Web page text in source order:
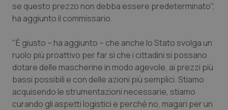
Quotidiano Pediatria
Rene & patologie urogenitali
Salute orale & impianti
Sangue & coagulazione
se questo prezzo non debba essere predeterminato",
ha aggiunto il commissario.
"È giusto – ha aggiunto – che anche lo Stato svolga un
ruolo più proattivo per far sì che i cittadini si possano
dotare delle mascherine in modo agevole, ai prezzi più
bassi possibili e con delle azioni più semplici. Stiamo
acquisendo le strumentazioni necessarie, stiamo
curando gli aspetti logistici e perché no, magari per un